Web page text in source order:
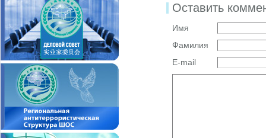
Оставить
Имя
Фамилия
E-mail